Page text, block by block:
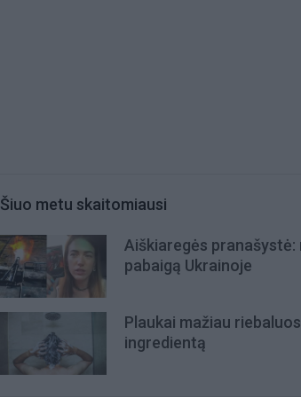
Šiuo metu skaitomiausi
Aiškiaregės
pabaigą Ukrainoje
Plaukai mažiau
ingredientą